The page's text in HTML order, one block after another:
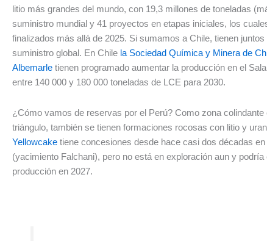
litio más grandes del mundo, con 19,3 millones de toneladas
suministro mundial y 41 proyectos en etapas iniciales, los
finalizados más allá de 2025. Si sumamos a Chile, tienen juntos
suministro global. En Chile la Sociedad Química y Minera de
Albemarle tienen programado aumentar la producción en el
entre 140 000 y 180 000 toneladas de LCE para 2030.
¿Cómo vamos de reservas por el Perú? Como zona colindante
triángulo, también se tienen formaciones rocosas con litio y
Yellowcake tiene concesiones desde hace casi dos décadas en
(yacimiento Falchani), pero no está en exploración aun y podría
producción en 2027.